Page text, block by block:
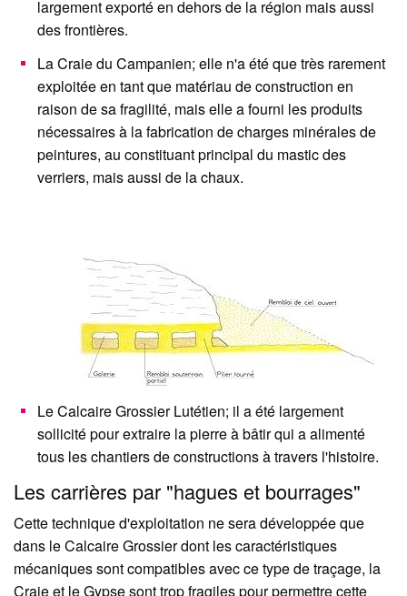
largement exporté en dehors de la région mais aussi
des frontières.
La Craie du Campanien; elle n'a été que très rarement
exploitée en tant que matériau de construction en
raison de sa fragilité, mais elle a fourni les produits
nécessaires à la fabrication de charges minérales de
peintures, au constituant principal du mastic des
verriers, mais aussi de la chaux.
Le Calcaire Grossier Lutétien; il a été largement
sollicité pour extraire la pierre à bâtir qui a alimenté
tous les chantiers de constructions à travers l'histoire.
Les carrières par "hagues et bourrages"
Cette technique d'exploitation ne sera développée que
dans le Calcaire Grossier dont les caractéristiques
mécaniques sont compatibles avec ce type de traçage, la
Craie et le Gypse sont trop fragiles pour permettre cette